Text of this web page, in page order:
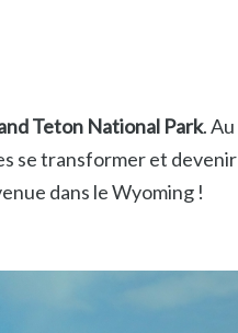
Teton National Park. Au
se transformer et devenir
dans le Wyoming !